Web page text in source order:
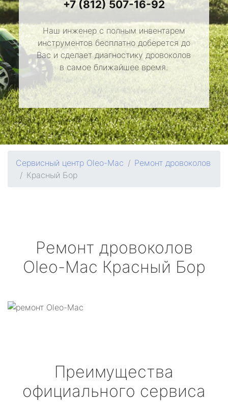
+7 (812) 507-16-92
Наш инженер с полным инвентарем
инструментов бесплатно доберется до
Вас и сделает диагностику дровоколов
в самое ближайшее время.
Сервисный центр Oleo-Mac
Ремонт дровоколов
Красный Бор
Ремонт дровоколов
Oleo-Mac Красный Бор
Преимущества
официального сервиса